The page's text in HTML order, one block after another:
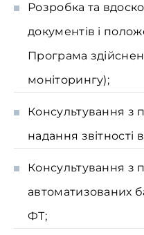
Розробка та
документів і
Програма
моніторингу);
Консультування з
надання
Консультування з
автоматизованих
ФТ;